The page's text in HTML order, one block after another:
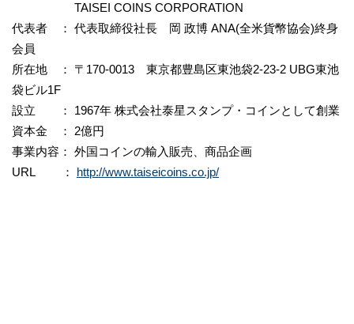
TAISEI COINS CORPORATION
代表者 ： 代表取締役社長 岡 政博 ANA(全米貨幣協会)終身
会員
所在地 ： 〒170-0013 東京都豊島区東池袋2-23-2 UBG東池
袋ビル1F
設立 ： 1967年 株式会社泰星スタンプ・コインとして創業
資本金 ： 2億円
事業内容： 外国コインの輸入販売、商品企画
URL ： http://www.taiseicoins.co.jp/